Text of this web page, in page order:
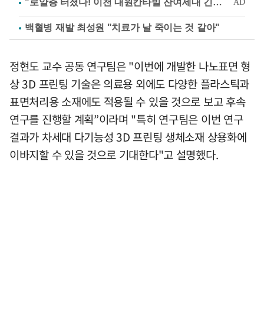
백혈병 재발 최성원 "치료가 날 죽이는 것 같아"
정현도 교수 공동 연구팀은 "이번에 개발한 나노표면 형
상 3D 프린팅 기술은 의료용 외에도 다양한 플라스틱과
표면처리용 소재에도 적용될 수 있을 것으로 보고 후속
연구를 진행할 계획”이라며 "특히 연구팀은 이번 연구
결과가 차세대 다기능성 3D 프린팅 생체소재 상용화에
이바지할 수 있을 것으로 기대한다"고 설명했다.